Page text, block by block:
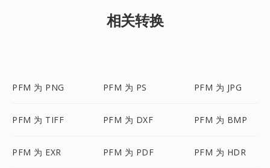
相关转换
PFM 为 PNG PFM 为 PS PFM 为 JPG
PFM 为 TIFF PFM 为 DXF PFM 为 BMP
PFM 为 EXR PFM 为 PDF PFM 为 HDR